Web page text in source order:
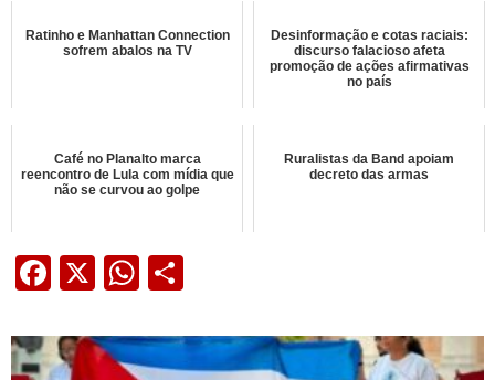
Ratinho e Manhattan Connection
sofrem abalos na TV
Desinformação e cotas raciais:
discurso falacioso afeta
promoção de ações afirmativas
no país
Café no Planalto marca
reencontro de Lula com mídia que
não se curvou ao golpe
Ruralistas da Band apoiam
decreto das armas
Facebook
X WhatsApp